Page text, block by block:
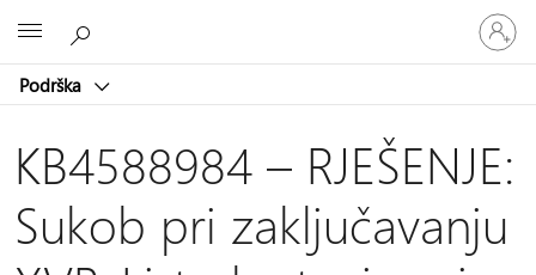
Podrška
Prijavite
se
u
račun
KB4588984 – RJEŠENJE:
Sukob pri zaključavanju